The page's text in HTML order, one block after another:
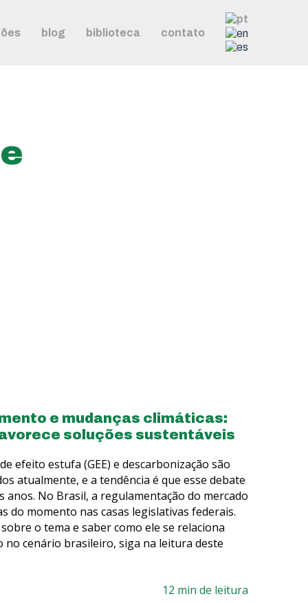
blog biblioteca contato
e mudanças climáticas:
soluções sustentáveis
efeito estufa (GEE) e descarbonização são
atualmente, e a tendência é que esse debate
No Brasil, a regulamentação do mercado
do momento nas casas legislativas federais.
o tema e saber como ele se relaciona
cenário brasileiro, siga na leitura deste
12 min de leitura